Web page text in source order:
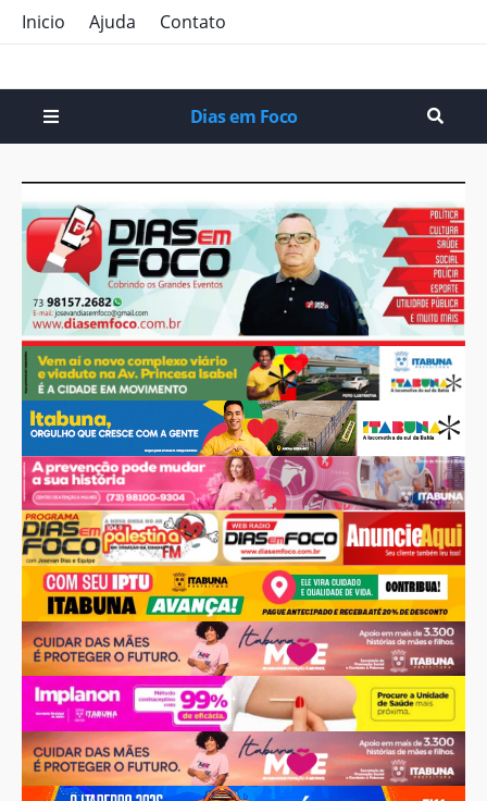
Inicio Ajuda Contato
Dias em Foco